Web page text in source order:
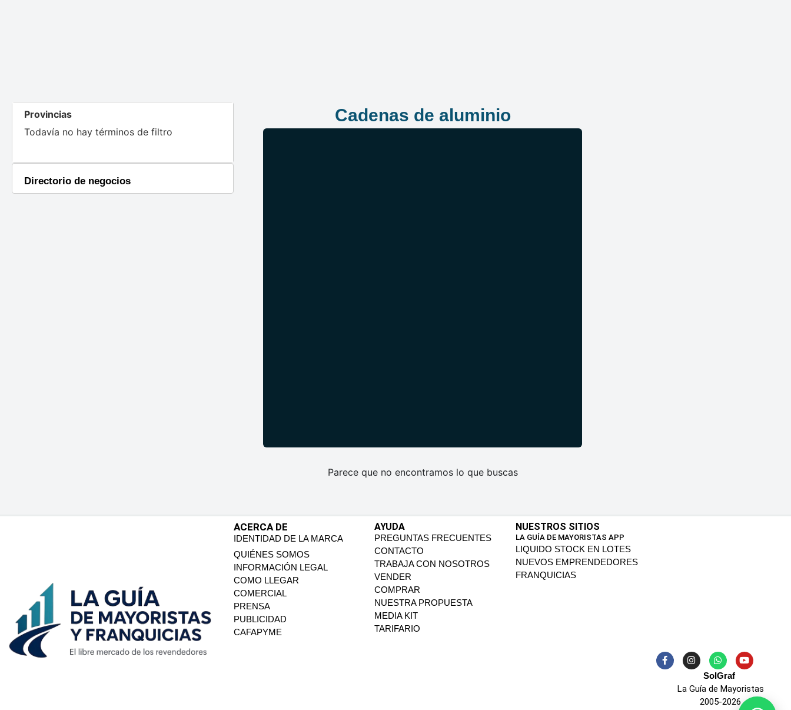
Provincias
Todavía no hay términos de filtro
Directorio de negocios
Cadenas de aluminio
Parece que no encontramos lo que buscas
ACERCA DE
IDENTIDAD DE LA MARCA
QUIÉNES SOMOS
INFORMACIÓN LEGAL
COMO LLEGAR
COMERCIAL
PRENSA
PUBLICIDAD
CAFAPYME
AYUDA
PREGUNTAS FRECUENTES
CONTACTO
TRABAJA CON NOSOTROS
VENDER
COMPRAR
NUESTRA PROPUESTA
MEDIA KIT
TARIFARIO
NUESTROS SITIOS
LA GUÍA DE MAYORISTAS APP
LIQUIDO STOCK EN LOTES
NUEVOS EMPRENDEDORES
FRANQUICIAS
SoIGraf
La Guía de Mayoristas
2005-2026